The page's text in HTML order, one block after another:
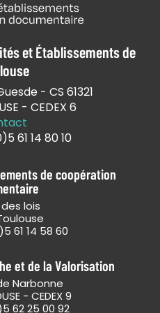
et Établissements de
- CS 61321
- CEDEX 6
61 14 80 10
de coopération
lois
61 14 58 60
et de la Valorisation
Narbonne
- CEDEX 9
62 25 00 92